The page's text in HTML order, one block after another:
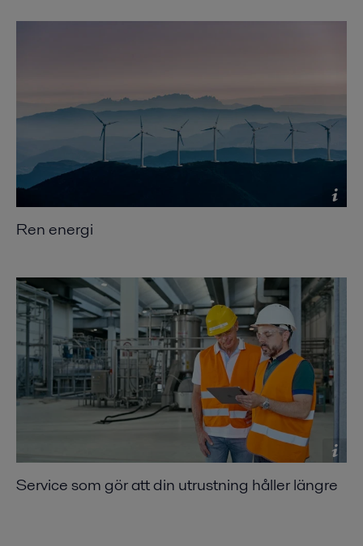
Ren energi
Service som gör att din utrustning håller längre